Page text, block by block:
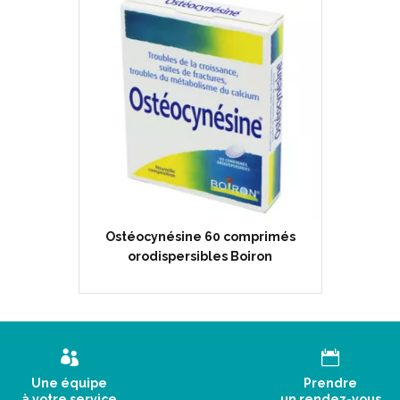
en dermatologie.
En O.R.L. : en cas d’infections
rhinopharyngites...).
En rhumatologie : pour traiter
la spondylarthrite ankylosante,
et l'humidité, d’arthralgie sacro-
En dermatologie : en cas d'acnés.
En traumatologie : en cas de
Dans les troubles du
que les troubles digestifs, ces
INFORMATIONS
Ostéocynésine 60 comprimés
orodispersibles Boiron
Une équipe
Prendre